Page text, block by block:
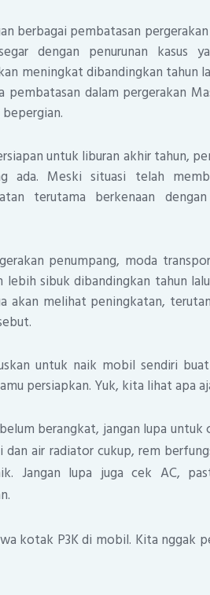
berbagai pembatasan
dengan penurunan kasus
meningkat dibandingkan tahun
pembatasan dalam pergerakan
untuk liburan akhir tahun,
ada. Meski situasi telah
terutama berkenaan
penumpang, moda
lebih sibuk dibandingkan tahun
akan melihat peningkatan,
untuk naik mobil sendiri
persiapkan. Yuk, kita lihat apa
berangkat, jangan lupa
air radiator cukup, rem
Jangan lupa juga cek AC,
kotak P3K di mobil. Kita nggak